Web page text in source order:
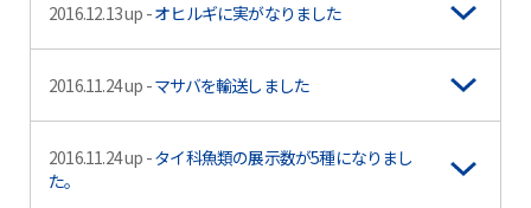
2016.12.13 up -オヒルギに実がなりました
2016.11.24 up -マサバを輸送しました
2016.11.24 up -タイ科魚類の展示数が5種になりまし
た。